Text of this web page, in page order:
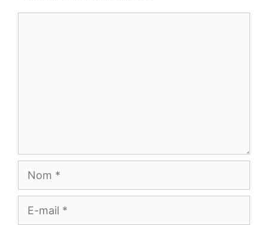
Nom
E-
mail